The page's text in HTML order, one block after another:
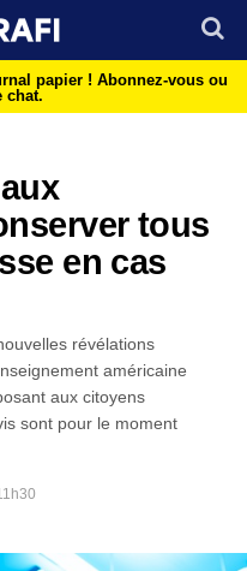
papier ! Abonnez-vous ou
chat.
tous
en cas
révélations
américaine
aux citoyens
sont pour le moment